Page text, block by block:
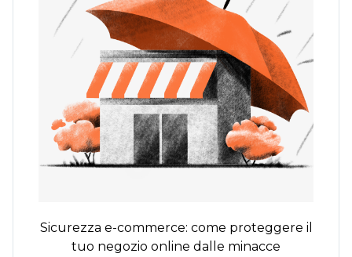
Sicurezza e-commerce: come proteggere il
tuo negozio online dalle minacce